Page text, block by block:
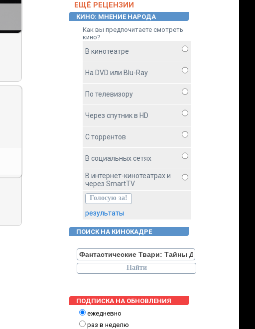
ЕЩЁ РЕЦЕНЗИИ
КИНО: МНЕНИЕ НАРОДА
Как вы предпочитаете смотреть
кино?
В кинотеатре
На DVD или Blu-Ray
По телевизору
Через спутник в HD
С торрентов
В социальных сетях
В интернет-кинотеатрах и
через SmartTV
результаты
ПОИСК НА КИНОКАДРЕ
ПОДПИСКА НА ОБНОВЛЕНИЯ
ежедневно
раз в неделю